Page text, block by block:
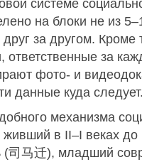
системе
на блоки не из
за другом. Кроме
за
фото- и
данные куда
механизма
в II–I веках до
司马迁), младший